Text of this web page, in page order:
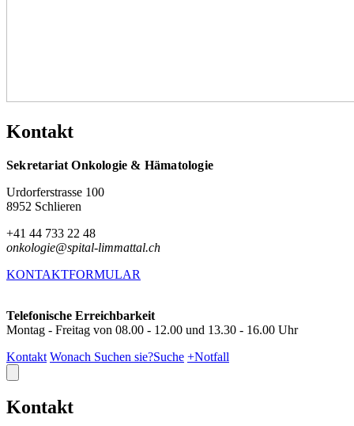
Kontakt
Sekretariat Onkologie & Hämatologie
Urdorferstrasse 100
8952 Schlieren
+41 44 733 22 48
onkologie@spital-limmattal.ch
KONTAKTFORMULAR
Telefonische Erreichbarkeit
Montag - Freitag von 08.00 - 12.00 und 13.30 - 16.00 Uhr
Kontakt Wonach Suchen sie?Suche +Notfall
Kontakt